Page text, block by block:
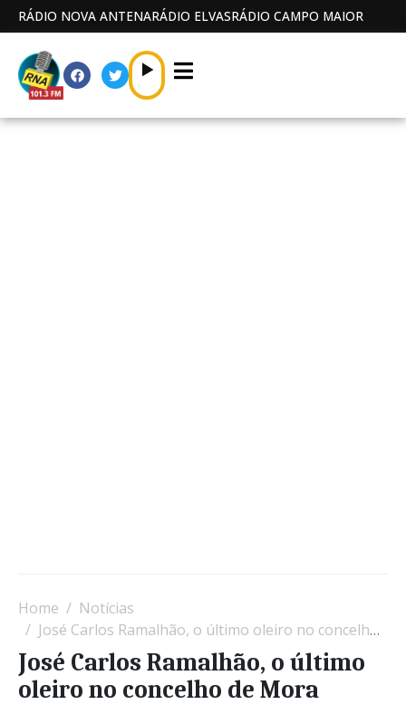
RÁDIO NOVA ANTENARÁDIO ELVASRÁDIO CAMPO MAIOR
Home
Notícias
José Carlos Ramalhão, o último oleiro no concelho de Mora
José Carlos Ramalhão, o último
oleiro no concelho de Mora